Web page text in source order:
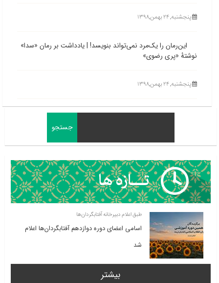
پنجشنبه, ۲۴ بهمن,۱۳۹۸
این‌رمان را یک‌مرد نمی‌تواند بنویسد! | یادداشت بر رمان «سدا»
نوشتۀ «پری رضوی»
پنجشنبه, ۲۴ بهمن,۱۳۹۸
طبق اعلام دبیرخانه آفتابگردان‌ها
اسامی اعضای دوره دوازدهم آفتابگردان‌ها اعلام
شد
بیشتر